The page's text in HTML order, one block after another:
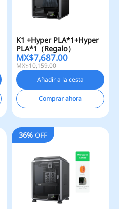
K1 +Hyper PLA*1+Hyper
PLA*1（Regalo）
MX$7,687.00
MX$10,159.00
Añadir a la cesta
Comprar ahora
36%OFF